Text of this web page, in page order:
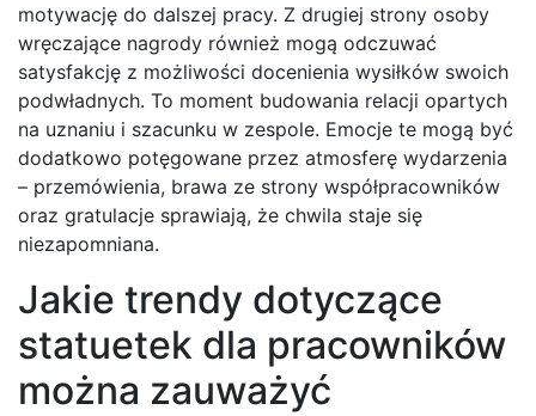
motywację do dalszej pracy. Z drugiej strony osoby
wręczające nagrody również mogą odczuwać
satysfakcję z możliwości docenienia wysiłków swoich
podwładnych. To moment budowania relacji opartych
na uznaniu i szacunku w zespole. Emocje te mogą być
dodatkowo potęgowane przez atmosferę wydarzenia
– przemówienia, brawa ze strony współpracowników
oraz gratulacje sprawiają, że chwila staje się
niezapomniana.
Jakie trendy dotyczące
statuetek dla pracowników
można zauważyć